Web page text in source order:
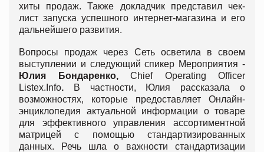
хиты продаж. Также докладчик представил чек-
лист запуска успешного интернет-магазина и его
дальнейшего развития.
Вопросы продаж через Сеть осветила в своем
выступлении и следующий спикер Мероприятия -
Юлия Бондаренко, Chief Operating Officer
Listex.Info. В частности, Юлия рассказала о
возможностях, которые предоставляет Онлайн-
энциклопедия актуальной информации о товаре
для эффективного управления ассортиментной
матрицей с помощью стандартизированных
данных. Речь шла о важности стандартизации